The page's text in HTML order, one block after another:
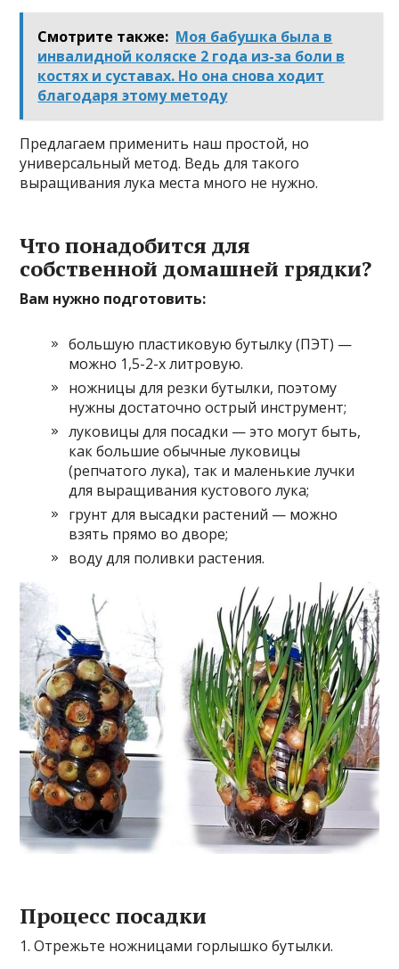
Смотрите также: Моя бабушка была в
инвалидной коляске 2 года из-за боли в
костях и суставах. Но она снова ходит
благодаря этому методу
Предлагаем применить наш простой, но
универсальный метод. Ведь для такого
выращивания лука места много не нужно.
Что понадобится для
собственной домашней грядки?
Вам нужно подготовить:
большую пластиковую бутылку (ПЭТ) —
можно 1,5-2-х литровую.
ножницы для резки бутылки, поэтому
нужны достаточно острый инструмент;
луковицы для посадки — это могут быть,
как большие обычные луковицы
(репчатого лука), так и маленькие лучки
для выращивания кустового лука;
грунт для высадки растений — можно
взять прямо во дворе;
воду для поливки растения.
Процесс посадки
1. Отрежьте ножницами горлышко бутылки.